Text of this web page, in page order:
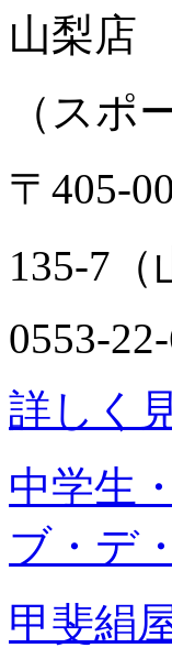
山梨店
（ス
〒405-
135-7
0553-
詳しく
中学生
ブ・デ
甲斐絹